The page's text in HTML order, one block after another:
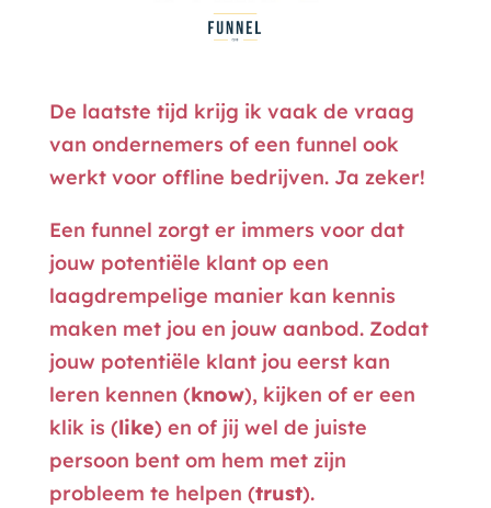
De laatste tijd krijg ik vaak de vraag
van ondernemers of een funnel ook
werkt voor offline bedrijven. Ja zeker!
Een funnel zorgt er immers voor dat
jouw potentiële klant op een
laagdrempelige manier kan kennis
maken met jou en jouw aanbod. Zodat
jouw potentiële klant jou eerst kan
leren kennen (know), kijken of er een
klik is (like) en of jij wel de juiste
persoon bent om hem met zijn
probleem te helpen (trust).